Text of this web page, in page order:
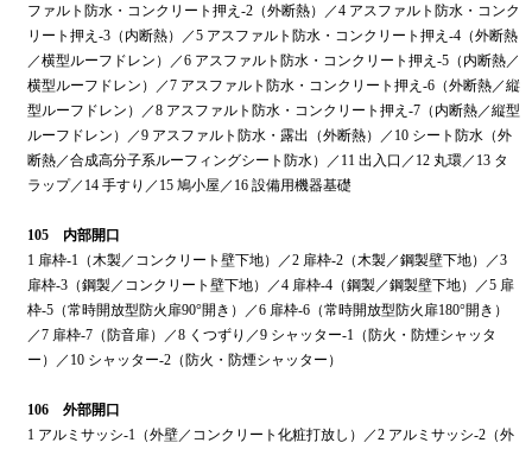
ファルト防水・コンクリート押え-2（外断熱）／4 アスファルト防水・コンク
リート押え-3（内断熱）／5 アスファルト防水・コンクリート押え-4（外断熱
／横型ルーフドレン）／6 アスファルト防水・コンクリート押え-5（内断熱／
横型ルーフドレン）／7 アスファルト防水・コンクリート押え-6（外断熱／縦
型ルーフドレン）／8 アスファルト防水・コンクリート押え-7（内断熱／縦型
ルーフドレン）／9 アスファルト防水・露出（外断熱）／10 シート防水（外
断熱／合成高分子系ルーフィングシート防水）／11 出入口／12 丸環／13 タ
ラップ／14 手すり／15 鳩小屋／16 設備用機器基礎
105 内部開口
1 扉枠-1（木製／コンクリート壁下地）／2 扉枠-2（木製／鋼製壁下地）／3
扉枠-3（鋼製／コンクリート壁下地）／4 扉枠-4（鋼製／鋼製壁下地）／5 扉
枠-5（常時開放型防火扉90°開き）／6 扉枠-6（常時開放型防火扉180°開き）
／7 扉枠-7（防音扉）／8 くつずり／9 シャッター-1（防火・防煙シャッタ
ー）／10 シャッター-2（防火・防煙シャッター）
106 外部開口
1 アルミサッシ-1（外壁／コンクリート化粧打放し）／2 アルミサッシ-2（外